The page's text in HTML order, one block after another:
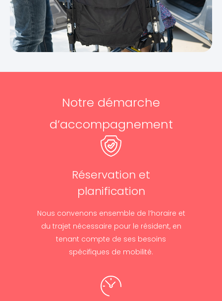
Notre démarche
d’accompagnement
Réservation et
planification
Nous convenons ensemble de l’horaire et
du trajet nécessaire pour le résident, en
tenant compte de ses besoins
spécifiques de mobilité.